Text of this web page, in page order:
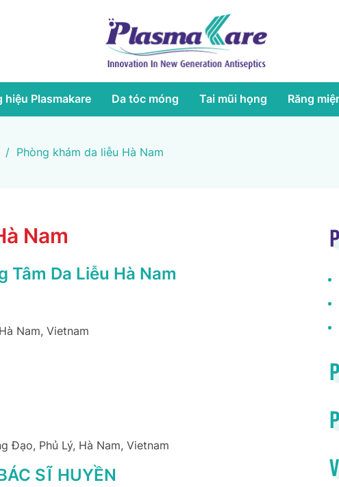
hiệu Plasmakare Da tóc móng Tai mũi họng Răng
/ Phòng khám da liễu Hà Nam
Nam
Tâm Da Liễu Hà Nam
Nam, Vietnam
Đạo, Phủ Lý, Hà Nam, Vietnam
SĨ HUYỀN